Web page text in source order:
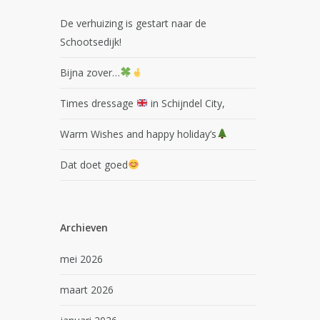
De verhuizing is gestart naar de
Schootsedijk!
Bijna zover…
Times dressage in Schijndel City,
Warm Wishes and happy holiday’s
Dat doet goed
Archieven
mei 2026
maart 2026